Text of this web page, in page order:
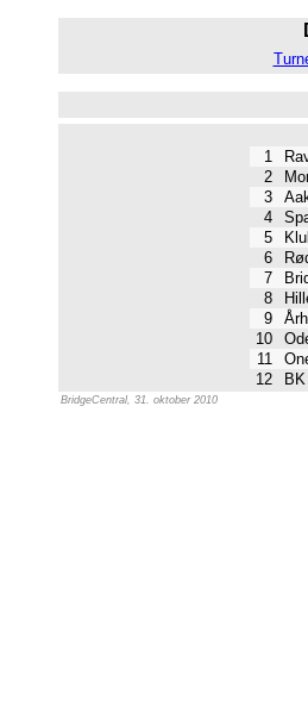
1
2
3
4
5
6
7
8
9
10
11
12
BridgeCentral, 31. oktober 2010